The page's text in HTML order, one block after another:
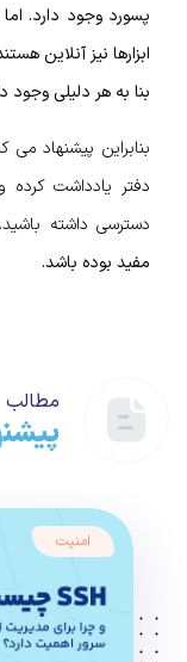
پسورد وجود دارد.
ابزارها نیز آنلاین
بنا به هر دلیلی وجود
بنابراین پیشنهاد
دفتر یادداشت
دسترسی داشته
مفید بوده باشد.
مطالب
امنیت